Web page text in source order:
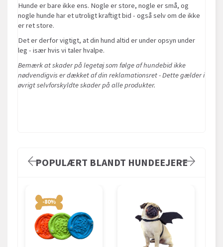
Hunde er bare ikke ens. Nogle er store, nogle er små, og
nogle hunde har et utroligt kraftigt bid - også selv om de ikke
er ret store.
Det er derfor vigtigt, at din hund altid er under opsyn under
leg - især hvis vi taler hvalpe.
Bemærk at skader på legetøj som følge af hundebid ikke
nødvendigvis er dækket af din reklamationsret - Dette gælder i
øvrigt selvforskyldte skader på alle produkter.
POPULÆRT BLANDT HUNDEEJERE
-80%